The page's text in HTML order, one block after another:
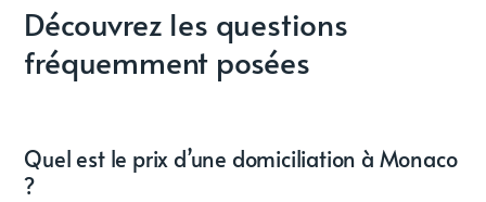
Découvrez les questions
fréquemment posées
Quel est le prix d’une domiciliation à Monaco
?